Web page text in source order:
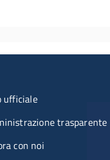
ufficiale
trasparente
con noi